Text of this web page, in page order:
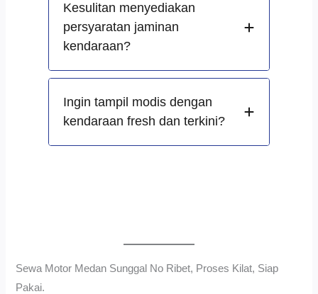
Kesulitan menyediakan
persyaratan jaminan
kendaraan?
Ingin tampil modis dengan
kendaraan fresh dan terkini?
Sewa Motor Medan Sunggal No Ribet, Proses Kilat, Siap
Pakai.